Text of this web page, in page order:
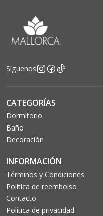
Síguenos
CATEGORÍAS
Dormitorio
Baño
Decoración
INFORMACIÓN
Términos y Condiciones
Política de reembolso
Contacto
Política de privacidad